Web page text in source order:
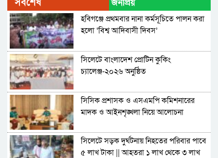
জনপ্রিয়
হবিগঞ্জে প্রথমবার নানা কর্মসূচিতে পালন করা
হলো ‘বিশ্ব আদিবাসী দিবস’
সিলেটে বাংলাদেশ প্রোটিন কুকিং
চ্যালেঞ্জ-২০২৬ অনুষ্ঠিত
সিসিক প্রশাসক ও এসএমপি কমিশনারের
মাদক ও আইনশৃঙ্খলা নিয়ে আলোচনা
সিলেটে সড়ক দুর্ঘটনায় নিহতের পরিবার পাবে
৫ লাখ টাকা || আহতরা ১ লাখ থেকে ৩ লাখ